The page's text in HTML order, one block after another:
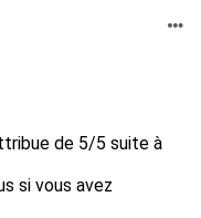
de 5/5 suite à
si vous avez